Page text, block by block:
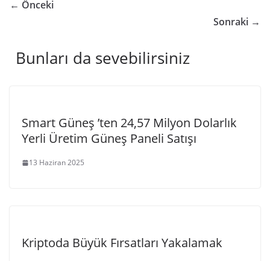
← Önceki
Sonraki →
Bunları da sevebilirsiniz
Smart Güneş ’ten 24,57 Milyon Dolarlık
Yerli Üretim Güneş Paneli Satışı
13 Haziran 2025
Kriptoda Büyük Fırsatları Yakalamak